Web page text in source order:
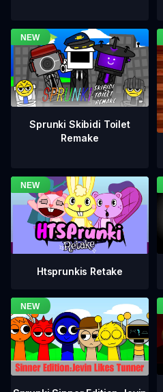
Sprunki Skibidi Toilet
Remake
Htsprunkis Retake